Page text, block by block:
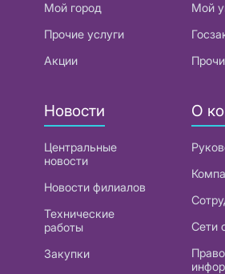
Мой город
Прочие услуги
Акции
Мой
Новости
Центральные
новости
Новости филиалов
Технические
работы
Закупки
О
Сети